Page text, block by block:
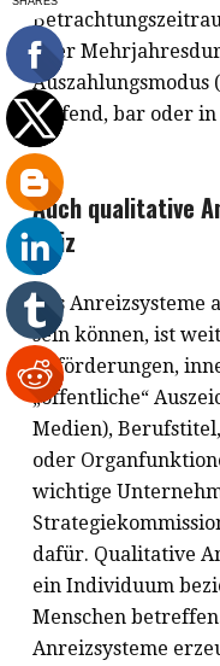
oder
Auszahlungsmodus
laufend, bar oder
Auch qualitative
Reiz
Das
sein können, ist
Beförderungen,
„öffentliche“
Medien),
oder
wichtige
dafür. Qualitative
ein Individuum
Menschen
Anreizsysteme